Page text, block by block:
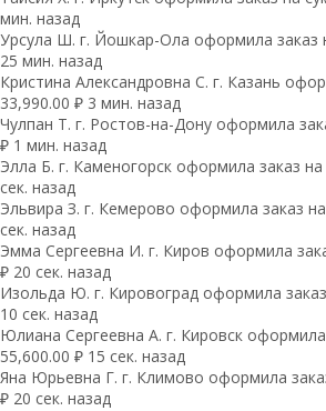
мин. назад
Урсула Ш. г. Йошкар-Ола оформила заказ
25 мин. назад
Кристина Александровна С. г. Казань
33,990.00 ₽ 3 мин. назад
Чулпан Т. г. Ростов-на-Дону оформила
₽ 1 мин. назад
Элла Б. г. Каменогорск оформила заказ
сек. назад
Эльвира З. г. Кемерово оформила заказ
сек. назад
Эмма Сергеевна И. г. Киров оформила
₽ 20 сек. назад
Изольда Ю. г. Кировоград оформила
10 сек. назад
Юлиана Сергеевна А. г. Кировск
55,600.00 ₽ 15 сек. назад
Яна Юрьевна Г. г. Климово оформила
₽ 20 сек. назад